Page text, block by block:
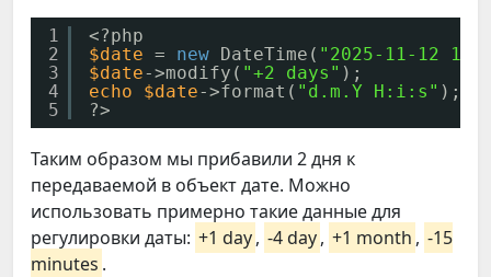
1
2
3
4
5
<?php
$date = new DateTime( "2025-11-12
$date->modify( "+2 days" );
echo
$date->format( "d.m.Y H:i:s" );
?>
Таким образом мы прибавили 2 дня к
передаваемой в объект дате. Можно
использовать примерно такие данные для
регулировки даты: +1 day, -4 day, +1 month , -15
minutes .